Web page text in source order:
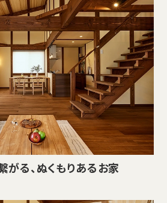
る、ぬくもりあるお家